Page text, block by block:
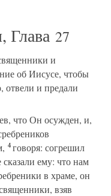
Глава 27
и
об Иисусе, чтобы
отвели и предали
что Он осужден, и,
4говоря: согрешил
ему: что нам
в храме, он
взяв